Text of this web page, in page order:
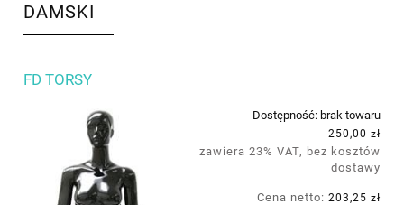
DAMSKI
FD TORSY
Dostępność: brak towaru
250,00 zł
zawiera 23% VAT, bez kosztów
dostawy
Cena netto: 203,25 zł